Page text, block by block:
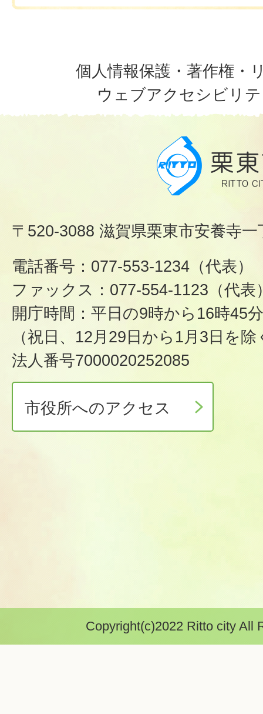
個人情報保護・著作権・
ウェブアクセシビリ
〒520-3088 滋賀県栗東市安養寺
電話番号：077-553-1234（代表）
ファックス：077-554-1123（代表
開庁時間：平日の9時から16時45分
（祝日、12月29日から1月3日を除
法人番号7000020252085
市役所へのアクセス
Copyright(c)2022 Ritto city All